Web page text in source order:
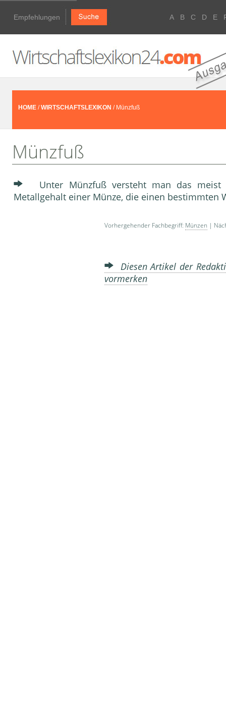
Empfehlungen A B C D E
HOME /WIRTSCHAFTSLEXIKON / Münzfuß
Münzfuß
Unter Münzfuß versteht man das meist
Metallgehalt einer Münze, die einen bestimmten
Vorhergehender Fachbegriff: Münzen |
Diesen Artikel der
vormerken